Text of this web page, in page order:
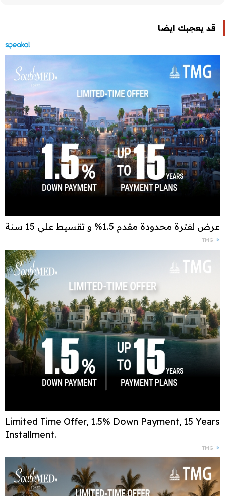
قد يعجبك ايضا
عرض لفترة محدودة مقدم 1.5% و تقسيط علي 15 سنة
TMG
Limited Time Offer, 1.5% Down Payment, 15 Years
Installment.
TMG